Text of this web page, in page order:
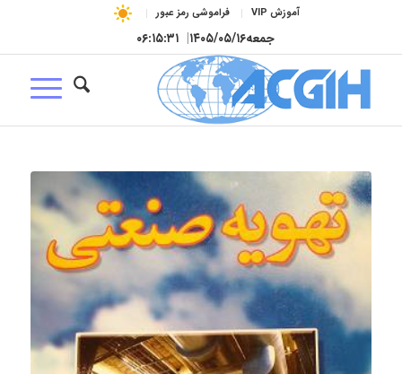
آموزش VIP فراموشی رمز عبور
جمعه۱۴۰۵/۰۵/۱۶| ۰۶:۱۵:۳۲